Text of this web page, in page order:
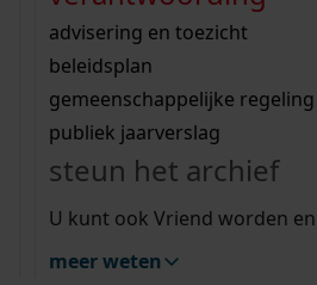
bouwvergunningen
omgevingsvergunningen
vergunningen
beeld en geluid
uitleg nodig?
Wij helpen u op weg met een
bekijk alle zoektips
Wij helpen u op weg met een
bekijk alle zoektips
bekijk ons
advisering en toezicht
beleidsplan
gemeenschappelijke regeling
publiek jaarverslag
steun het archief
U kunt ook Vriend worden
meer weten
zoektips
Mijn Studiezaal (inloggen)